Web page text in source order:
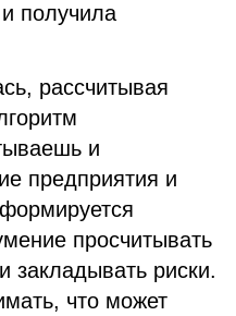
получила
рассчитывая
и
предприятия и
просчитывать
закладывать риски.
что может